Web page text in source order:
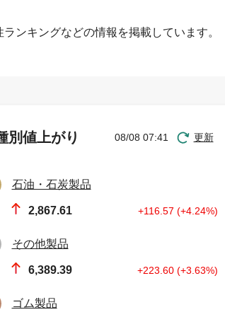
ンキングなどの情報を掲載しています。